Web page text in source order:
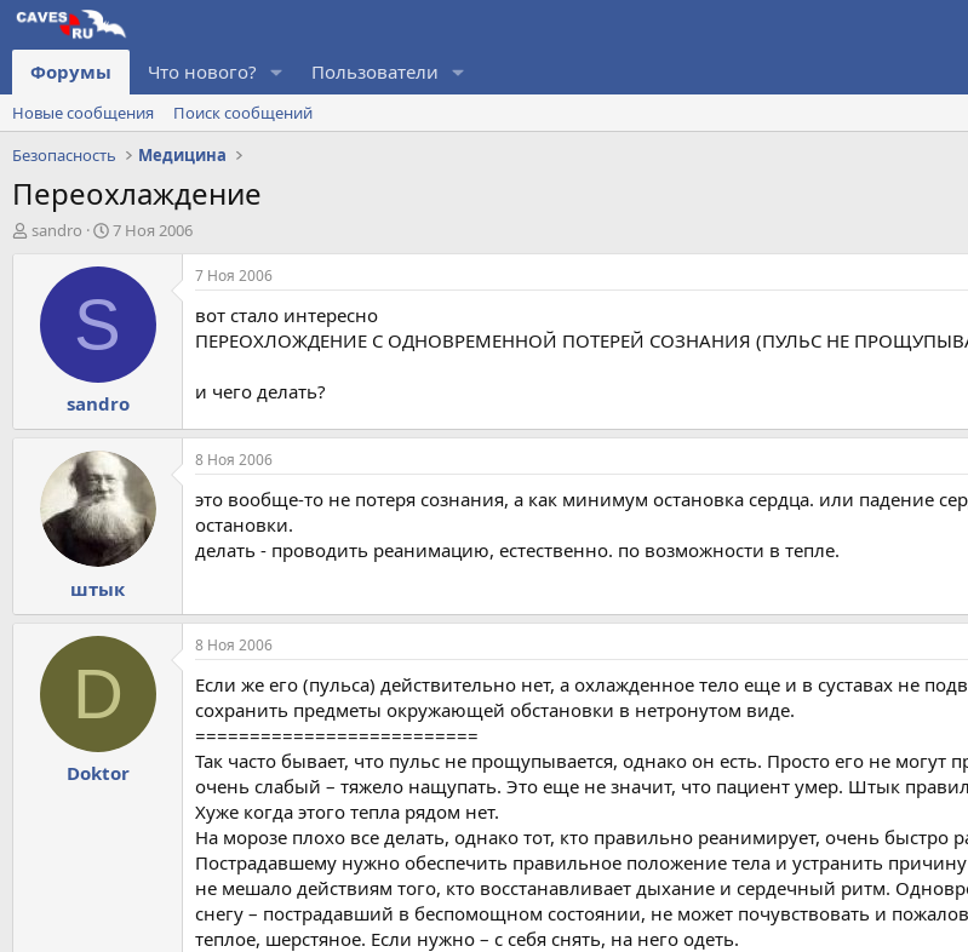
Форумы Что нового? Пользователи
Новые сообщения
Поиск сообщений
Безопасность
Медицина
Переохлаждение
А
sandro
Д
т
н
а
а
л
а
7 Ноя 2006
S
sandro
7 Ноя 2006
вот стало интересно
ПЕРЕОХЛОЖДЕНИЕ С ОДНОВРЕМЕННОЙ ПОТЕРЕЙ СОЗНАНИЯ (ПУЛЬС НЕ
и чего делать?
штык
8 Ноя 2006
это вообще-то не потеря сознания, а как минимум остановка сердца. или падение
остановки.
делать - проводить реанимацию, естественно. по возможности в тепле.
D
Doktor
8 Ноя 2006
Если же его (пульса) действительно нет, а охлажденное тело еще и в суставах не
сохранить предметы окружающей обстановки в нетронутом виде.
==========================
Так часто бывает, что пульс не прощупывается, однако он есть. Просто его не
очень слабый – тяжело нащупать. Это еще не значит, что пациент умер. Штык
Хуже когда этого тепла рядом нет.
На морозе плохо все делать, однако тот, кто правильно реанимирует, очень быстро
Пострадавшему нужно обеспечить правильное положение тела и устранить причину
не мешало действиям того, кто восстанавливает дыхание и сердечный ритм.
снегу – пострадавший в беспомощном состоянии, не может почувствовать и
теплое, шерстяное. Если нужно – с себя снять, на него одеть.